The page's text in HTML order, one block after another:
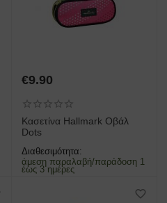
€9.90
Κασετίνα Hallmark Οβάλ
Dots
Διαθεσιμότητα:
άμεση παραλαβή/παράδοση 1
έως 3 ημέρες